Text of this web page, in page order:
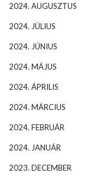
2024. AUGUSZTUS
2024. JÚLIUS
2024. JÚNIUS
2024. MÁJUS
2024. ÁPRILIS
2024. MÁRCIUS
2024. FEBRUÁR
2024. JANUÁR
2023. DECEMBER